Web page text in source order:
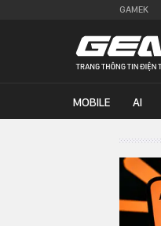
GAMEK
MOBILE AI